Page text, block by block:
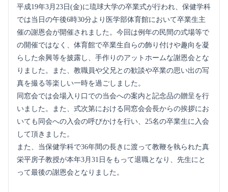
平成19年3月23日(金)に琉球大学の卒業式が行われ、保健学科
では当日の午後6時30分より医学部体育館において卒業生主
催の謝恩会が開催されました。今回は例年の民間の式場等で
の開催ではなく、体育館で卒業生自らの飾り付けや趣向を凝
らした余興等を披露し、手作りのアットホームな謝恩会とな
りました。また、教職員や父兄との歓談や卒業の思い出の写
真を撮る等楽しい一時を過ごしました。
同窓会では会場入り口での当会への案内と記念品の贈呈を行
いました。また、式次第における同窓会会長からの挨拶にお
いても同会への入会の呼びかけを行い、25名の卒業生に入会
して頂きました。
また、当保健学科で36年間の長きに渡って教鞭を執られた真
栄平房子教授が本年3月31日をもって退職となり、先生にと
って最後の謝恩会となりました。